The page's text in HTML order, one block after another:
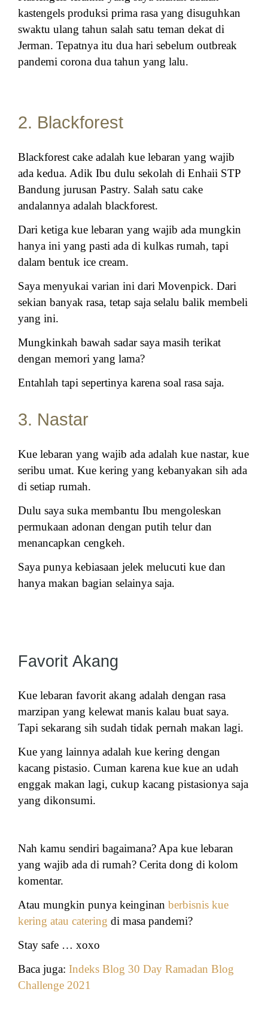
kastengels produksi prima rasa yang disuguhkan
swaktu ulang tahun salah satu teman dekat di
Jerman. Tepatnya itu dua hari sebelum outbreak
pandemi corona dua tahun yang lalu.
2. Blackforest
Blackforest cake adalah kue lebaran yang wajib
ada kedua. Adik Ibu dulu sekolah di Enhaii STP
Bandung jurusan Pastry. Salah satu cake
andalannya adalah blackforest.
Dari ketiga kue lebaran yang wajib ada mungkin
hanya ini yang pasti ada di kulkas rumah, tapi
dalam bentuk ice cream.
Saya menyukai varian ini dari Movenpick. Dari
sekian banyak rasa, tetap saja selalu balik membeli
yang ini.
Mungkinkah bawah sadar saya masih terikat
dengan memori yang lama?
Entahlah tapi sepertinya karena soal rasa saja.
3. Nastar
Kue lebaran yang wajib ada adalah kue nastar, kue
seribu umat. Kue kering yang kebanyakan sih ada
di setiap rumah.
Dulu saya suka membantu Ibu mengoleskan
permukaan adonan dengan putih telur dan
menancapkan cengkeh.
Saya punya kebiasaan jelek melucuti kue dan
hanya makan bagian selainya saja.
Favorit Akang
Kue lebaran favorit akang adalah dengan rasa
marzipan yang kelewat manis kalau buat saya.
Tapi sekarang sih sudah tidak pernah makan lagi.
Kue yang lainnya adalah kue kering dengan
kacang pistasio. Cuman karena kue kue an udah
enggak makan lagi, cukup kacang pistasionya saja
yang dikonsumi.
Nah kamu sendiri bagaimana? Apa kue lebaran
yang wajib ada di rumah? Cerita dong di kolom
komentar.
Atau mungkin punya keinginan berbisnis kue
kering atau catering di masa pandemi?
Stay safe … xoxo
Baca juga: Indeks Blog 30 Day Ramadan Blog
Challenge 2021